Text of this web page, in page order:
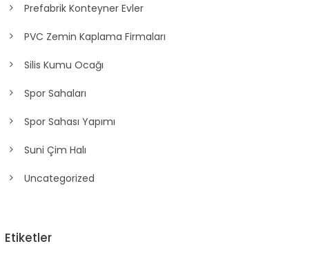
Prefabrik Konteyner Evler
PVC Zemin Kaplama Firmaları
Silis Kumu Ocağı
Spor Sahaları
Spor Sahası Yapımı
Suni Çim Halı
Uncategorized
Etiketler